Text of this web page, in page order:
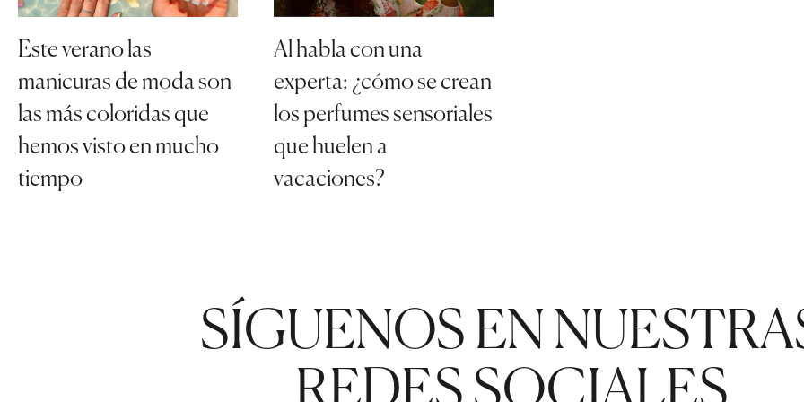
Este verano las
manicuras de moda son
las más coloridas que
hemos visto en mucho
tiempo
Al habla con una
experta: ¿cómo se crean
los perfumes sensoriales
que huelen a
vacaciones?
SÍGUENOS EN